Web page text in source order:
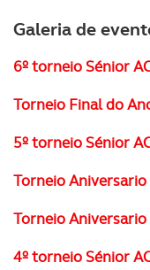
Galeria de
6º torneio Sénior
Torneio Final do
5º torneio Sénior
Torneio
Torneio
4º torneio Sénior